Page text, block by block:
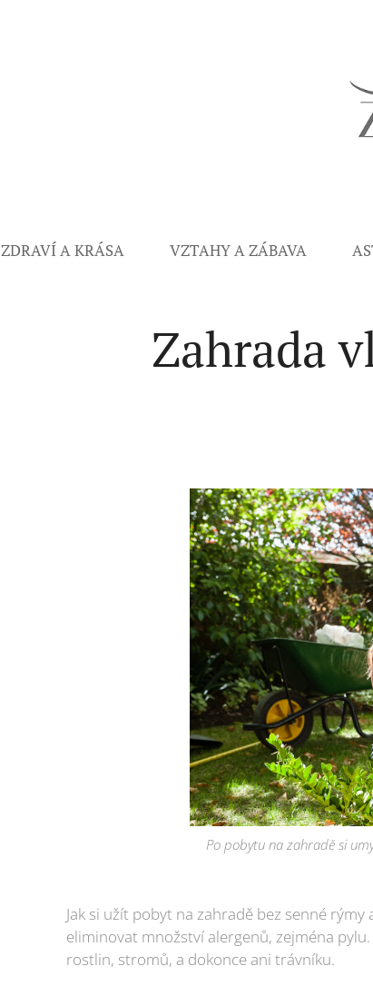
ZDRAVÍ A KRÁSA VZTAHY A ZÁBAVA
Zahrada
Po pobytu na zahradě si
Jak si užít pobyt na zahradě bez senné
eliminovat množství alergenů, zejména
rostlin, stromů, a dokonce ani trávníku.